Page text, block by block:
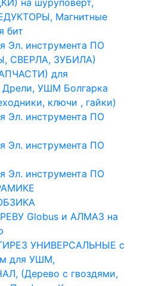
на шуруповерт,
Магнитные
бит
Эл. инструмента ПО
СВЕРЛА, ЗУБИЛА)
для
Дрели, УШМ Болгарка
ключи , гайки)
Эл. инструмента ПО
Эл. инструмента ПО
Эл. инструмента ПО
Globus и АЛМАЗ на
УНИВЕРСАЛЬНЫЕ с
для УШМ,
(Дерево с гвоздями,